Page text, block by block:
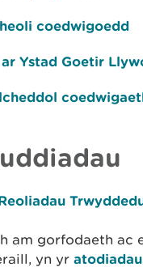
coedwigoedd
Ystad Goetir
am gorfodaeth ac
yn yr